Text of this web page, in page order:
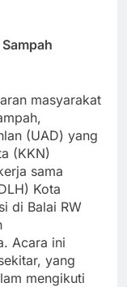
masyarakat
(UAD) yang
(KKN)
sama
Kota
di Balai RW
Acara ini
yang
mengikuti